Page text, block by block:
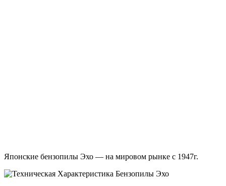
Японские бензопилы Эхо — на мировом рынке с 1947г.